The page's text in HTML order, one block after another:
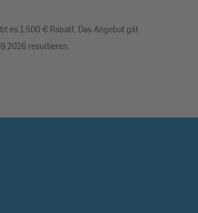
es 1.500 € Rabatt. Das Angebot gilt
resultieren.